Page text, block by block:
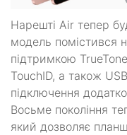
Нарешті Air тепер
модель помістився
підтримкою
TouchID, а також
підключення
Восьме покоління
який дозволяє